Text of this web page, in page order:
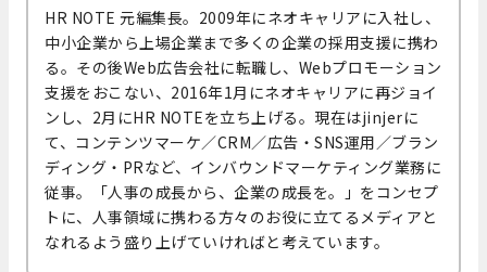
HR NOTE 元編集長。2009年にネオキャリアに入社し、
中小企業から上場企業まで多くの企業の採用支援に携わ
る。その後Web広告会社に転職し、Webプロモーション
支援をおこない、2016年1月にネオキャリアに再ジョイ
ンし、2月にHR NOTEを立ち上げる。現在はjinjerに
て、コンテンツマーケ／CRM／広告・SNS運用／ブラン
ディング・PRなど、インバウンドマーケティング業務に
従事。「人事の成長から、企業の成長を。」をコンセプ
トに、人事領域に携わる方々のお役に立てるメディアと
なれるよう盛り上げていければと考えています。